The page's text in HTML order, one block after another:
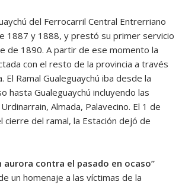
del Ferrocarril Central Entrerriano
1887 y 1888, y prestó su primer servicio
de 1890. A partir de ese momento la
con el resto de la provincia a través
El Ramal Gualeguaychú iba desde la
hasta Gualeguaychú incluyendo las
Almada, Palavecino. El 1 de
cierre del ramal, la Estación dejó de
aurora contra el pasado en ocaso”
un homenaje a las víctimas de la